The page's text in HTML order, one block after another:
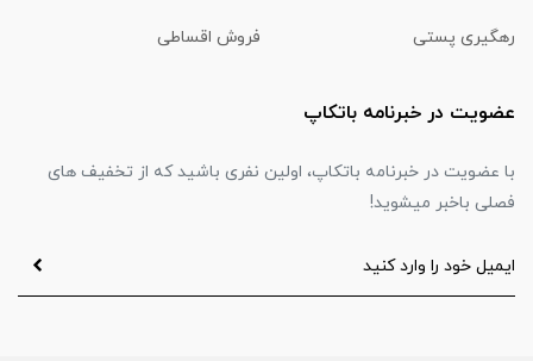
رهگیری پستی فروش اقساطی
عضویت در خبرنامه باتکاپ
با عضویت در خبرنامه باتکاپ، اولین نفری باشید که از تخفیف های
فصلی باخبر میشوید!